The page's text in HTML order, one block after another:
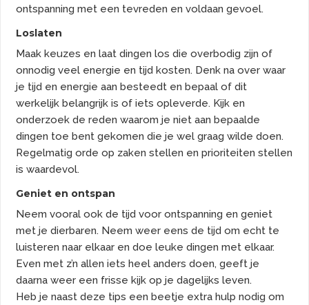
ontspanning met een tevreden en voldaan gevoel.
Loslaten
Maak keuzes en laat dingen los die overbodig zijn of
onnodig veel energie en tijd kosten. Denk na over waar
je tijd en energie aan besteedt en bepaal of dit
werkelijk belangrijk is of iets opleverde. Kijk en
onderzoek de reden waarom je niet aan bepaalde
dingen toe bent gekomen die je wel graag wilde doen.
Regelmatig orde op zaken stellen en prioriteiten stellen
is waardevol.
Geniet en ontspan
Neem vooral ook de tijd voor ontspanning en geniet
met je dierbaren. Neem weer eens de tijd om echt te
luisteren naar elkaar en doe leuke dingen met elkaar.
Even met z’n allen iets heel anders doen, geeft je
daarna weer een frisse kijk op je dagelijks leven.
Heb je naast deze tips een beetje extra hulp nodig om